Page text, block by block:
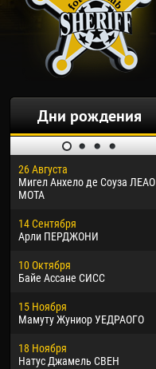
Дни рождения
26 Августа
Мигел Анхело де Соуза ЛЕАО
МОТА
14 Сентября
Арли ПЕРДЖОНИ
10 Октября
Байе Ассане СИСС
15 Ноября
Мамуту Жуниор УЕДРАОГО
18 Ноября
Натус Джамель СВЕН